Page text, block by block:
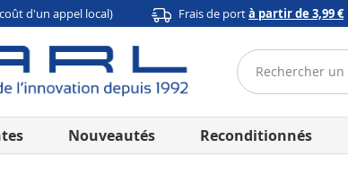
d'un appel local) Frais de portà partir de 3,99 €
Nouveautés Reconditionnés